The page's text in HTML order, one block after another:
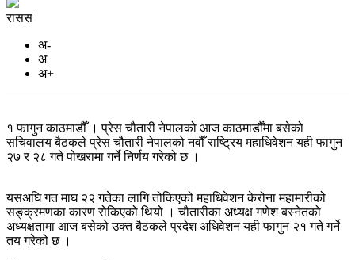
रासस
अ-
अ
अ+
१ फागुन काठमाडौँ । प्रेस चौतारी नेपालको आज काठमाडौँमा बसेको
सचिवालय बैठकले प्रेस चौतारी नेपालको नवौँ राष्ट्रिय महाधिवेशन यही फागुन
२७ र २८ गते पोखरामा गर्ने निर्णय गरेको छ ।
यसअघि गत माघ २२ गतेका लागि तोकिएको महाधिवेशन केरोना महामारीको
सङ्क्रमणका कारण रोकिएको थियो । चौतारीका अध्यक्ष गणेश बस्नेतको
अध्यक्षतामा आज बसेको उक्त बैठकले प्रदेश अधिवेशन यही फागुन २१ गते गर्ने
तय गरेको छ ।